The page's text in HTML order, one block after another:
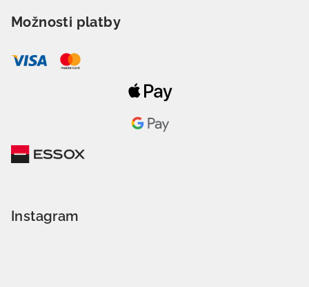
Možnosti platby
Instagram